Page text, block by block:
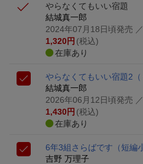
やらなくてもいい宿題
結城真一郎
2024年07月18日頃発売
1,320円 (税込)
在庫あり
やらなくてもいい宿題2
結城真一郎
2026年06月12日頃発売
1,430円 (税込)
在庫あり
6年3組さらばです （短編
吉野 万理子